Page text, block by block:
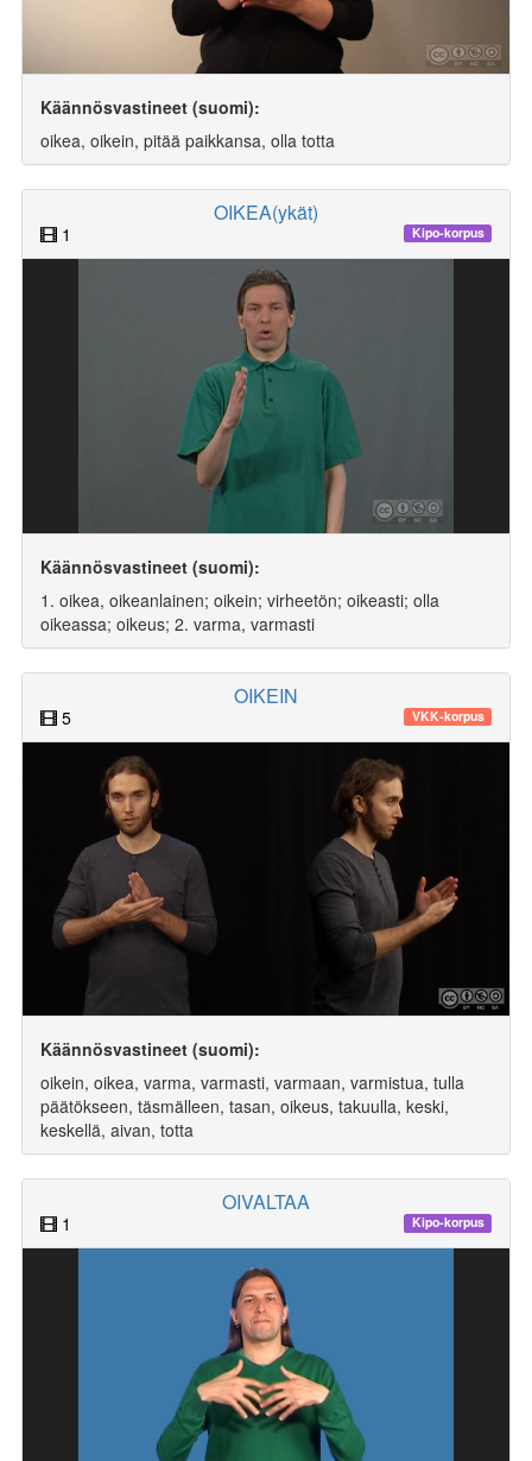
Käännösvastineet (suomi):
oikea, oikein, pitää paikkansa, olla totta
OIKEA(ykät)
1 Kipo-korpus
Käännösvastineet (suomi):
1. oikea, oikeanlainen; oikein; virheetön; oikeasti; olla
oikeassa; oikeus; 2. varma, varmasti
OIKEIN
5 VKK-korpus
Käännösvastineet (suomi):
oikein, oikea, varma, varmasti, varmaan, varmistua, tulla
päätökseen, täsmälleen, tasan, oikeus, takuulla, keski,
keskellä, aivan, totta
OIVALTAA
1 Kipo-korpus